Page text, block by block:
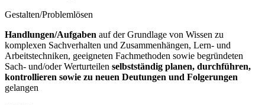
Gestalten/Problemlösen
Handlungen/Aufgaben auf der Grundlage von Wissen zu
komplexen Sachverhalten und Zusammenhängen, Lern- und
Arbeitstechniken, geeigneten Fachmethoden sowie begründeten
Sach- und/oder Werturteilen selbstständig planen, durchführen,
kontrollieren sowie zu neuen Deutungen und Folgerungen
gelangen